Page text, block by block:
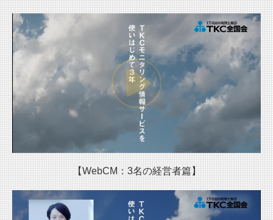
【WebCM：3名の経営者篇】